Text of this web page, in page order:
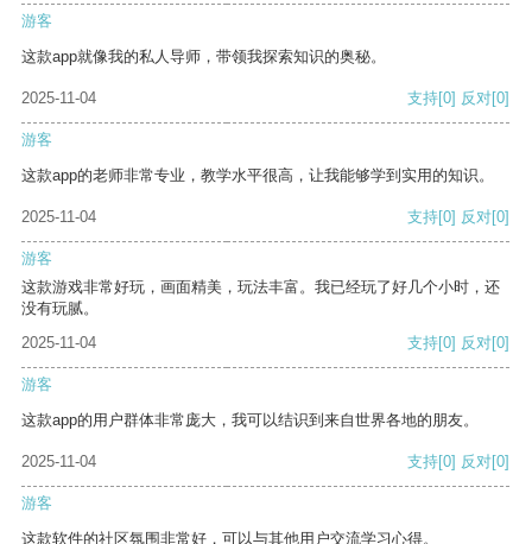
游客
这款app就像我的私人导师，带领我探索知识的奥秘。
2025-11-04 支持[0] 反对[0]
游客
这款app的老师非常专业，教学水平很高，让我能够学到实用的知识。
2025-11-04 支持[0] 反对[0]
游客
这款游戏非常好玩，画面精美，玩法丰富。我已经玩了好几个小时，还
没有玩腻。
2025-11-04
支持[0] 反对[0]
游客
这款app的用户群体非常庞大，我可以结识到来自世界各地的朋友。
2025-11-04 支持[0] 反对[0]
游客
这款软件的社区氛围非常好，可以与其他用户交流学习心得。